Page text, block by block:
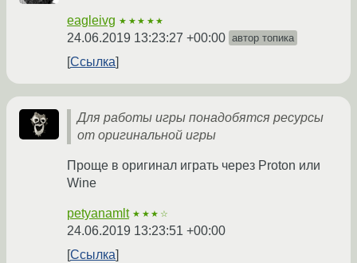
eagleivg ★★★★★
24.06.2019 13:23:27 +00:00 автор топика
Ссылка
Для работы игры понадобятся ресурсы
от оригинальной игры
Проще в оригинал играть через Proton или
Wine
petyanamlt ★★★☆
24.06.2019 13:23:51 +00:00
Ссылка